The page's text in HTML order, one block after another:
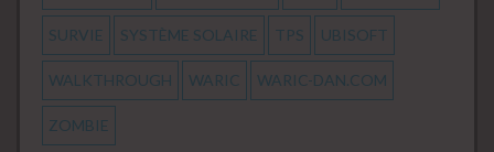
SURVIE SYSTÈME SOLAIRE TPS UBISOFT
WALKTHROUGH WARIC WARIC-DAN.COM
ZOMBIE